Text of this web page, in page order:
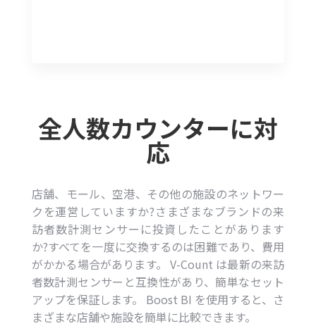
全人数カウンターに対
応
店舗、モール、空港、その他の施設のネットワー
クを運営していますか?さまざまなブランドの来
訪者数計測センサーに投資したことがあります
か?すべてを一度に交換するのは困難であり、費用
がかかる場合があります。 V-Count は最新の来訪
者数計測センサーと互換性があり、簡単なセット
アップを保証します。 Boost BI を使用すると、さ
まざまな店舗や施設を簡単に比較できます。